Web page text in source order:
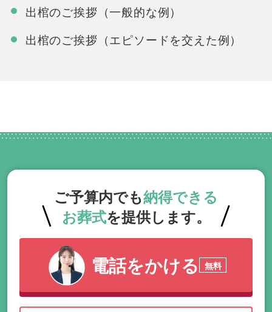
出棺のご挨拶（一般的な例）
出棺のご挨拶（エピソードを交えた例）
ご予算内でも納得できる
お葬式を提供します。
電話をかける 無料